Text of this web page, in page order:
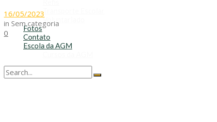
Transporte Escolar
Voluntariado
Fotos
Contato
Escola da AGM
16/05/2023
in Sem categoria
0